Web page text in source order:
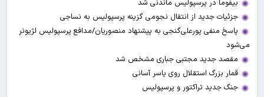
بیفوما در پرسپولیس ماندنی شد
جزئیات جدید از انتقال نجومی گزینه پرسپولیس به نساجی
پاسخ منفی پورعلی‌گنجی به پیشنهاد منصوریان/مدافع پرسپولیس لژیونر
می‌شود
مقصد جدید مجتبی جباری مشخص شد
قمار بزرگ استقلال روی یاسر آسانی
جنگ جدید تراکتور و پرسپولیس